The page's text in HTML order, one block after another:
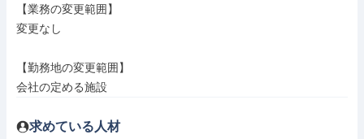
【業務の変更範囲】
変更なし
【勤務地の変更範囲】
会社の定める施設
求めている人材